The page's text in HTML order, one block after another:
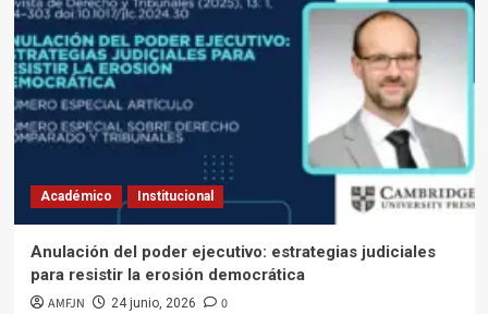
Académico Institucional
Anulación del poder ejecutivo: estrategias judiciales
para resistir la erosión democrática
AMFJN 24 junio, 2026 0